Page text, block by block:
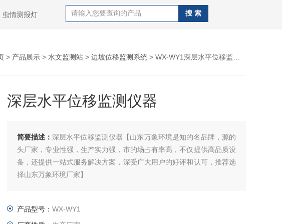
虫情测报灯
> 产品展示 > 水文监测站 > 边坡位移监测系统 > WX-WY1深层水平位移监测仪器
深层水平位移监测仪器
简要描述： 深层水平位移监测仪器【山东万象环境是知的名品牌，源的
头厂家，专业性强，生产实力强，市的场占有率高，不仅提供高品质设
备，还提供一站式服务解决方案，深受广大用户的好评和认可，推荐选
择山东万象环境厂家】
产品型号： WX-WY1